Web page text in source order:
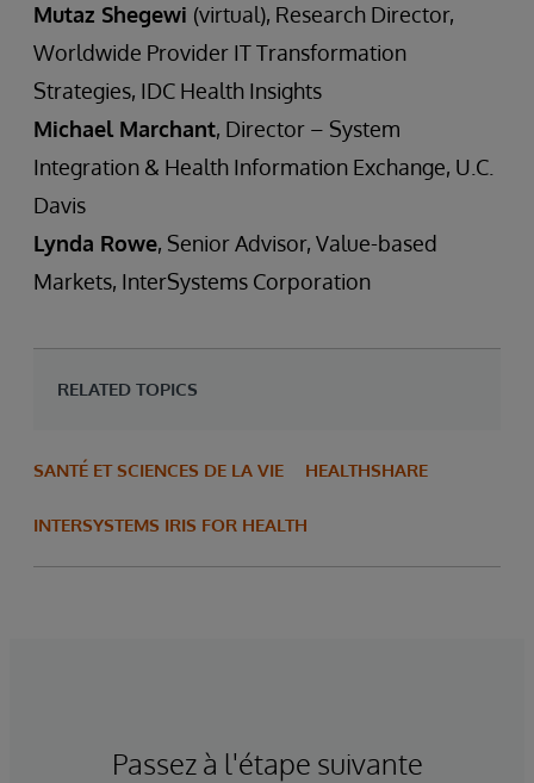
Mutaz Shegewi (virtual), Research Director,
Worldwide Provider IT Transformation
Strategies, IDC Health Insights
Michael Marchant, Director – System
Integration & Health Information Exchange, U.C.
Davis
Lynda Rowe, Senior Advisor, Value-based
Markets, InterSystems Corporation
RELATED TOPICS
SANTÉ ET SCIENCES DE LA VIE HEALTHSHARE
INTERSYSTEMS IRIS FOR HEALTH
Passez à l'étape suivante